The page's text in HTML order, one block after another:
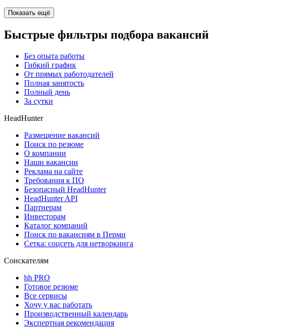
Показать ещё
Быстрые фильтры подбора вакансий
Без опыта работы
Гибкий график
От прямых работодателей
Полная занятость
Полный день
За сутки
HeadHunter
Размещение вакансий
Поиск по резюме
О компании
Наши вакансии
Реклама на сайте
Требования к ПО
Безопасный HeadHunter
HeadHunter API
Партнерам
Инвесторам
Каталог компаний
Поиск по вакансиям в Перми
Сетка: соцсеть для нетворкинга
Соискателям
hh PRO
Готовое резюме
Все сервисы
Хочу у вас работать
Производственный календарь
Экспертная рекомендация